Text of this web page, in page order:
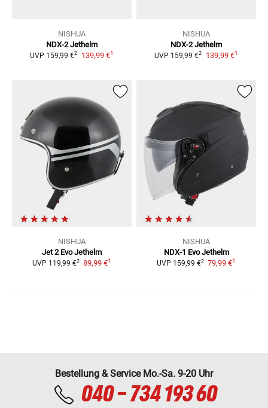
NISHUA
NDX-2 Jethelm
UVP 159,99 €2 139,99 €1
NISHUA
NDX-2 Jethelm
UVP 159,99 €2 139,99 €1
NISHUA
Jet 2 Evo Jethelm
UVP 119,99 €2 89,99 €1
NISHUA
NDX-1 Evo Jethelm
UVP 159,99 €2 79,99 €1
Bestellung & Service Mo.-Sa. 9-20 Uhr
040 - 734 193 60